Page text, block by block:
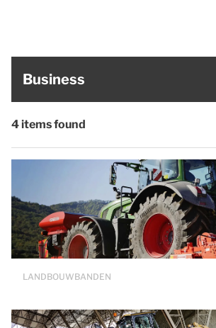
Business
4 items found
LANDBOUWBANDEN